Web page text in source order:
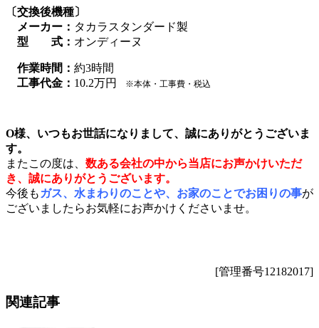
〔交換後機種〕
メーカー： タカラスタンダード製
型 式： オンディーヌ
作業時間： 約3時間
工事代金： 10.2万円 ※本体・工事費・税込
O様、いつもお世話になりまして、誠にありがとうございま
す。
またこの度は、 数ある会社の中から当店にお声かけいただ
き、誠にありがとうございます。
今後も ガス、水まわりのことや、お家のことでお困りの事が
ございましたらお気軽にお声かけくださいませ。
[管理番号12182017]
関連記事